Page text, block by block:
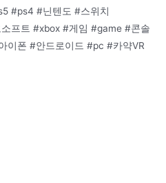
#ps4 #닌텐도 #스위치
프트 #xbox #게임 #game #콘솔
이폰 #안드로이드 #pc #카약VR